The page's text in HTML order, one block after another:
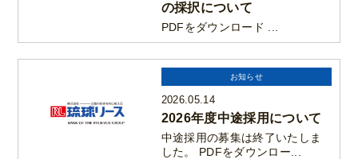
の採択について
PDFをダウンロード ...
お知らせ
2026.05.14
2026年度中途採用について
中途採用の募集は終了いたしま
した。 PDFをダウンロー...